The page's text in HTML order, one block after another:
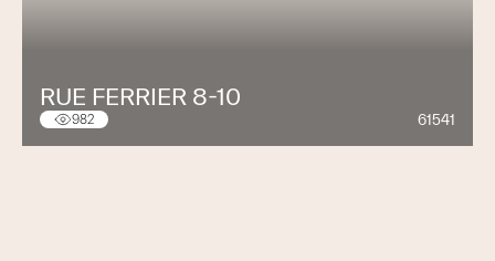
RUE FERRIER 8-10
982 61541